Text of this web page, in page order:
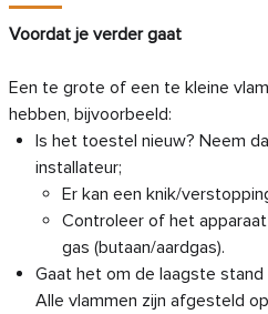
Voordat je verder gaat
Een te grote of een te kleine
hebben, bijvoorbeeld:
Is het toestel nieuw? Neem
installateur;
Er kan een knik/
Controleer of het
gas (butaan/aardgas).
Gaat het om de laagste
Alle vlammen zijn afgesteld